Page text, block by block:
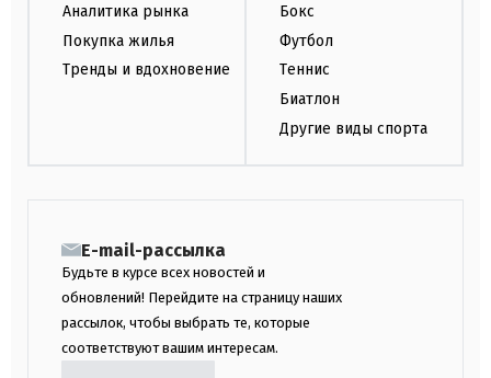
Аналитика рынка
Покупка жилья
Тренды и вдохновение
Бокс
Футбол
Теннис
Биатлон
Другие виды спорта
E-mail-рассылка
Будьте в курсе всех новостей и
обновлений! Перейдите на страницу наших
рассылок, чтобы выбрать те, которые
соответствуют вашим интересам.